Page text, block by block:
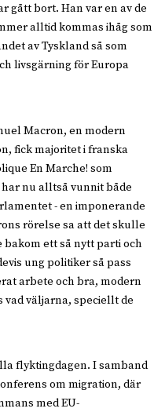
gått bort. Han var en av de
alltid kommas ihåg som
av Tyskland så som
livsgärning för Europa
Macron, en modern
fick majoritet i franska
En Marche! som
nu alltså vunnit både
- en imponerande
rörelse sa att det skulle
ett så nytt parti och
ung politiker så pass
arbete och bra, modern
väljarna, speciellt de
flyktingdagen. I samband
om migration, där
med EU-